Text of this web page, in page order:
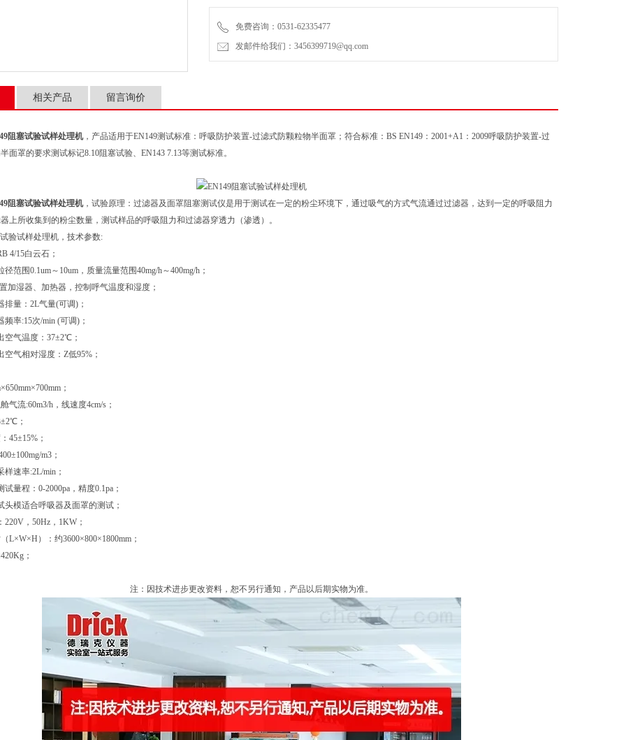
免费咨询：0531-62335477
发邮件给我们：3456399719@qq.com
相关产品 留言询价
阻塞试验试样处理机，产品适用于EN149测试标准：呼吸防护装置-过滤式防颗粒物半面罩；符合标准：BS EN149：2001+A1：2009呼吸防护装置-过
面罩的要求测试标记8.10阻塞试验、EN143 7.13等测试标准。
阻塞试验试样处理机，试验原理：过滤器及面罩阻塞测试仪是用于测试在一定的粉尘环境下，通过吸气的方式气流通过过滤器，达到一定的呼吸阻力
上所收集到的粉尘数量，测试样品的呼吸阻力和过滤器穿透力（渗透）。
验试样处理机，技术参数:
4/15白云石；
范围0.1um～10um，质量流量范围40mg/h～400mg/h；
加湿器、加热器，控制呼气温度和湿度；
量：2L气量(可调)；
率:15次/min (可调)；
气温度：37±2℃；
气相对湿度：Z低95%；
；
气流:60m3/h，线速度4cm/s；
；
45±15%；
m3；
样速率:2L/min；
量程：0-2000pa，精度0.1pa；
头模适合呼吸器及面罩的测试；
220V，50Hz，1KW；
L×W×H）：约3600×800×1800mm；
；
注：因技术进步更改资料，恕不另行通知，产品以后期实物为准。